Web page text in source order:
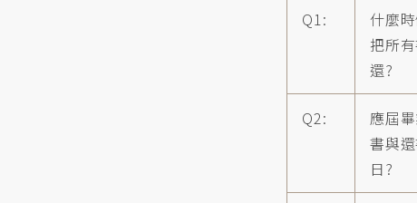
Q1:
什麼
把所
還?
Q2:
應屆
書與
日?